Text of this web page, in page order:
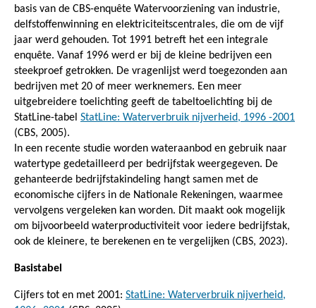
basis van de CBS-enquête Watervoorziening van industrie,
delfstoffenwinning en elektriciteitscentrales, die om de vijf
jaar werd gehouden. Tot 1991 betreft het een integrale
enquête. Vanaf 1996 werd er bij de kleine bedrijven een
steekproef getrokken. De vragenlijst werd toegezonden aan
bedrijven met 20 of meer werknemers. Een meer
uitgebreidere toelichting geeft de tabeltoelichting bij de
StatLine-tabel StatLine: Waterverbruik nijverheid, 1996 -2001
(CBS, 2005).
In een recente studie worden wateraanbod en gebruik naar
watertype gedetailleerd per bedrijfstak weergegeven. De
gehanteerde bedrijfstakindeling hangt samen met de
economische cijfers in de Nationale Rekeningen, waarmee
vervolgens vergeleken kan worden. Dit maakt ook mogelijk
om bijvoorbeeld waterproductiviteit voor iedere bedrijfstak,
ook de kleinere, te berekenen en te vergelijken (CBS, 2023).
Basistabel
Cijfers tot en met 2001: StatLine: Waterverbruik nijverheid,